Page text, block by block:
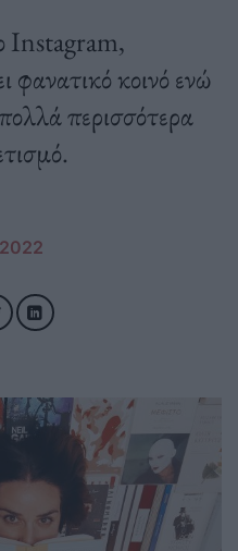
Instagram,
κοινό ενώ
περισσότερα